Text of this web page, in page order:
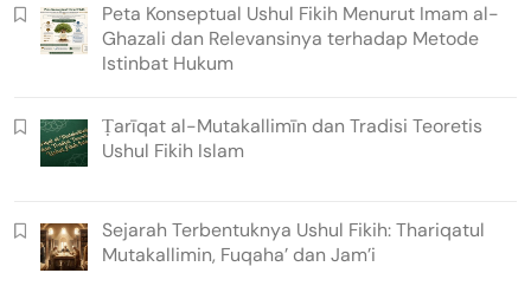
Peta Konseptual Ushul Fikih Menurut Imam al-
Ghazali dan Relevansinya terhadap Metode
Istinbat Hukum
Ṭarīqat al-Mutakallimīn dan Tradisi Teoretis
Ushul Fikih Islam
Sejarah Terbentuknya Ushul Fikih: Thariqatul
Mutakallimin, Fuqaha’ dan Jam’i